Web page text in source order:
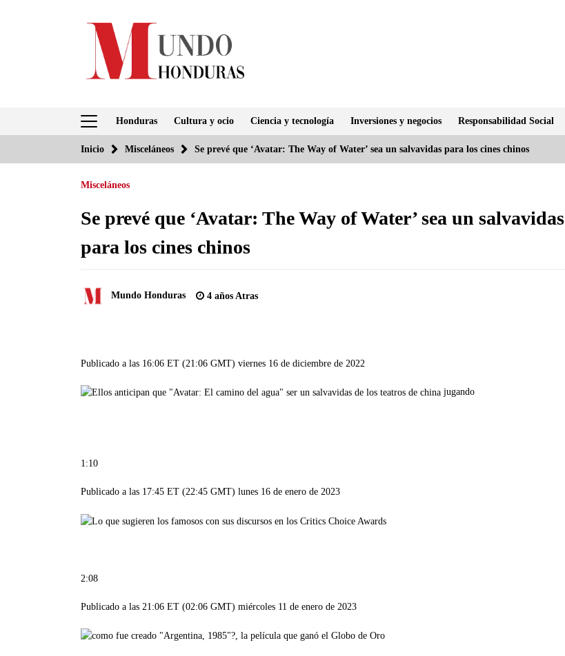
Honduras Cultura y ocio Ciencia y tecnología Inversiones y negocios Responsabilidad Social
Inicio Misceláneos Se prevé que ‘Avatar: The Way of Water’ sea un salvavidas para los cines chinos
Misceláneos
Se prevé que ‘Avatar: The Way of Water’ sea un salvavidas
para los cines chinos
Mundo Honduras 4 años Atras
Publicado a las 16:06 ET (21:06 GMT) viernes 16 de diciembre de 2022
jugando
1:10
Publicado a las 17:45 ET (22:45 GMT) lunes 16 de enero de 2023
2:08
Publicado a las 21:06 ET (02:06 GMT) miércoles 11 de enero de 2023